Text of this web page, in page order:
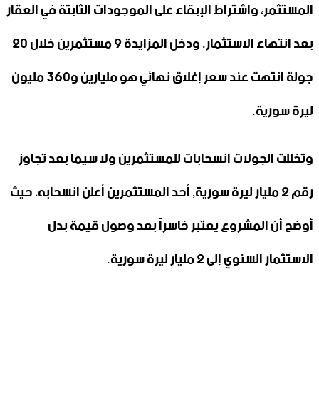
المستثمر، واشتراط الإبقاء على الموجودات الثابتة في العقار
بعد انتهاء الاستثمار. ودخل المزايدة 9 مستثمرين خلال 20
جولة انتهت عند سعر إغلاق نهائي هو مليارين و360 مليون
ليرة سورية.
وتخللت الجولات انسحابات للمستثمرين ولا سيما بعد تجاوز
رقم 2 مليار ليرة سورية, أحد المستثمرين أعلن انسحابه، حيث
أوضح أن المشروع يعتبر خاسراً بعد وصول قيمة بدل
الاستثمار السنوي إلى 2 مليار ليرة سورية.